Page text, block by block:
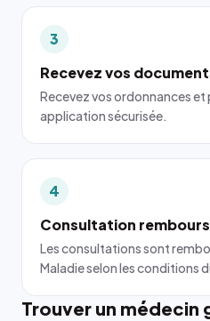
3
Recevez vos
Recevez vos ordonnances
application sécurisée.
4
Consultation
Les consultations sont
Maladie selon les conditions
Trouver un médecin